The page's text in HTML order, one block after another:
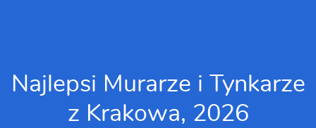
Najlepsi Murarze i Tynkarze
z Krakowa, 2026